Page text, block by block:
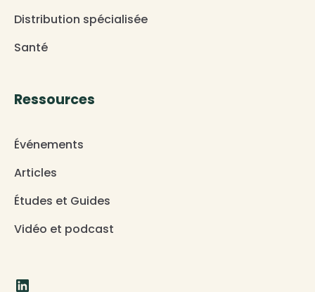
Distribution spécialisée
Santé
Ressources
Événements
Articles
Études et Guides
Vidéo et podcast